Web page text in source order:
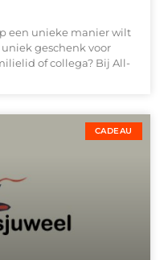
een unieke manier wilt
geschenk voor
of collega? Bij All-
CADEAU